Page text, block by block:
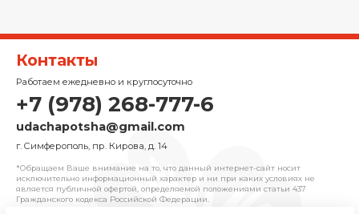
Контакты
Работаем ежедневно и круглосуточно
+7 (978) 268-777-6
udachapotsha@gmail.com
г. Cимферополь, пр. Кирова, д. 14
*Обращаем Ваше внимание на то, что данный интернет-сайт носит
исключительно информационный характер и ни при каких условиях не
является публичной офертой, определяемой положениями cтатьи 437
Гражданского кодекса Российской Федерации.